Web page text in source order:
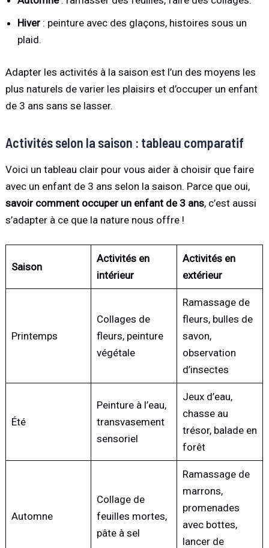
Hiver : peinture avec des glaçons, histoires sous un
plaid.
Adapter les activités à la saison est l’un des moyens les
plus naturels de varier les plaisirs et d’occuper un enfant
de 3 ans sans se lasser.
Activités selon la saison : tableau comparatif
Voici un tableau clair pour vous aider à choisir que faire
avec un enfant de 3 ans selon la saison. Parce que oui,
savoir comment occuper un enfant de 3 ans, c’est aussi
s’adapter à ce que la nature nous offre !
Saison
Activités en
intérieur
Activités en
extérieur
Printemps
Collages de
fleurs, peinture
végétale
Ramassage de
fleurs, bulles de
savon,
observation
d’insectes
Été
Peinture à l’eau,
transvasement
sensoriel
Jeux d’eau,
chasse au
trésor, balade en
forêt
Automne
Collage de
feuilles mortes,
pâte à sel
Ramassage de
marrons,
promenades
avec bottes,
lancer de